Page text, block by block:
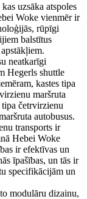
uzsāka atspoles
Woke vienmēr ir
rūpīgi
balstītus
neatkarīgi
Hegerls shuttle
kastes tipa
maršruta
tipa četrvirzienu
autobusus.
transports ir
Hebei Woke
ir efektīvas un
īpašības, un tās ir
specifikācijām un
modulāru dizainu,